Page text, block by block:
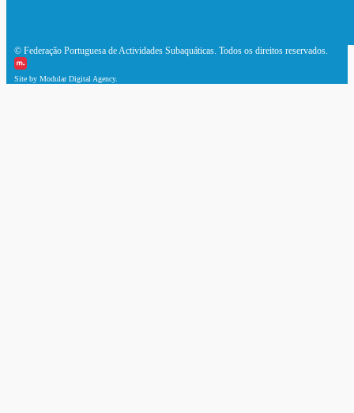
© Federação Portuguesa de Actividades Subaquáticas. Todos os direitos reservados.
Site by Modular Digital Agency.